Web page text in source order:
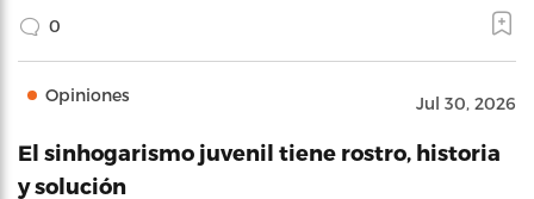
0
Opiniones Jul 30, 2026
El sinhogarismo juvenil tiene rostro, historia
y solución